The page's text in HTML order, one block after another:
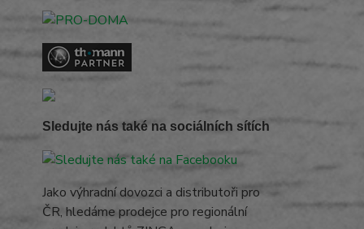
Sledujte nás také na sociálních sítích
Jako výhradní dovozci a distributoři pro
ČR, hledáme prodejce pro regionální